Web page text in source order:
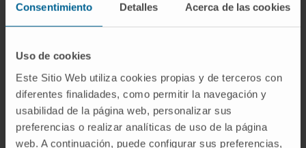
Consentimiento Detalles Acerca de las cookies
Uso de cookies
Este Sitio Web utiliza cookies propias y de terceros con
diferentes finalidades, como permitir la navegación y
usabilidad de la página web, personalizar sus
preferencias o realizar analíticas de uso de la página
web. A continuación, puede configurar sus preferencias,
that the GNN encoder maintains biological
diffusing this information through nodes,
the node embedding space.
CITA DEL ARTÍCULOBioinformatics. 2024
Jan 2;40(1):btad774. doi: